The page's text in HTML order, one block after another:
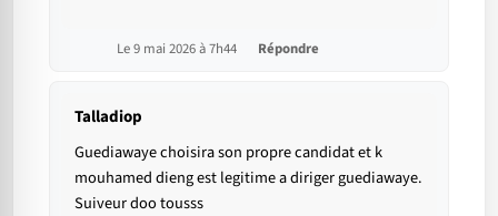
Le 9 mai 2026 à 7h44 Répondre
Talladiop
Guediawaye choisira son propre candidat et k
mouhamed dieng est legitime a diriger guediawaye.
Suiveur doo tousss